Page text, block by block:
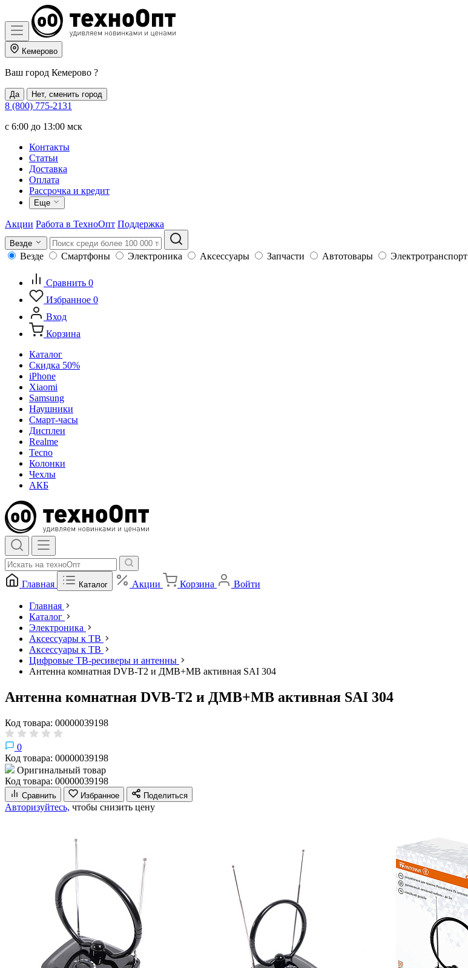
Кемерово
Ваш город Кемерово ?
Да Нет, сменить город
8 (800) 775-2131
c 6:00 до 13:00 мск
Контакты
Статьи
Доставка
Оплата
Рассрочка и кредит
Еще
Акции Работа в ТехноОпт Поддержка
Везде
Везде Смартфоны Электроника Аксессуары Запчасти Автотовары Электротранспорт
Сравнить 0
Избранное 0
Вход
Корзина
Каталог
Скидка 50%
iPhone
Xiaomi
Samsung
Наушники
Смарт-часы
Дисплеи
Realme
Tecno
Колонки
Чехлы
АКБ
Главная Каталог Акции Корзина Войти
Главная
Каталог
Электроника
Аксессуары к ТВ
Аксессуары к ТВ
Цифровые ТВ-ресиверы и антенны
Антенна комнатная DVB-T2 и ДМВ+МВ активная SAI 304
Антенна комнатная DVB-T2 и ДМВ+МВ активная SAI 304
Код товара: 00000039198
0
Код товара: 00000039198
Оригинальный товар
Код товара: 00000039198
Сравнить Избранное Поделиться
Авторизуйтесь, чтобы снизить цену